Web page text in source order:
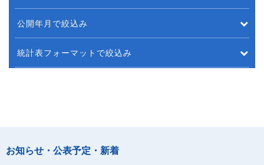
公開年月で絞込み
統計表フォーマットで絞込み
お知らせ・公表予定・新着